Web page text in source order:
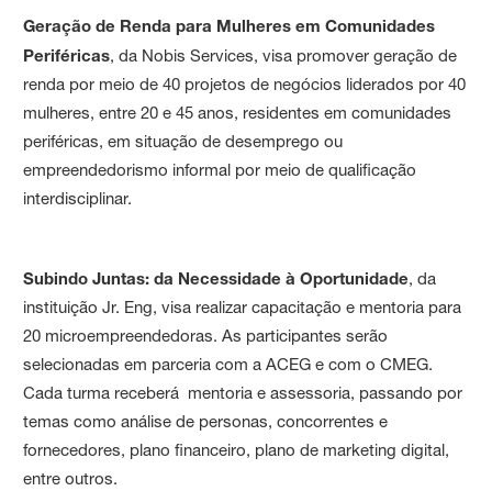
Geração de Renda para Mulheres em Comunidades
Periféricas, da Nobis Services, visa promover geração de
renda por meio de 40 projetos de negócios liderados por 40
mulheres, entre 20 e 45 anos, residentes em comunidades
periféricas, em situação de desemprego ou
empreendedorismo informal por meio de qualificação
interdisciplinar.
Subindo Juntas: da Necessidade à Oportunidade, da
instituição Jr. Eng, visa realizar capacitação e mentoria para
20 microempreendedoras. As participantes serão
selecionadas em parceria com a ACEG e com o CMEG.
Cada turma receberá mentoria e assessoria, passando por
temas como análise de personas, concorrentes e
fornecedores, plano financeiro, plano de marketing digital,
entre outros.